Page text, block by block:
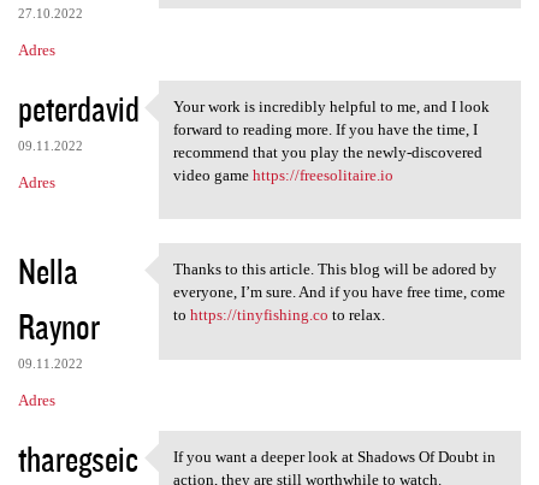
27.10.2022
Adres
peterdavid
09.11.2022
Adres
Your work is incredibly
Your work is incredibly helpful to me, and I look
forward to reading more. If you have the time, I
recommend that you play the newly-discovered
video game https://freesolitaire.io
Nella
Raynor
09.11.2022
Adres
Thanks to this article. This
Thanks to this article. This blog will be adored by
everyone, I’m sure. And if you have free time, come
to https://tinyfishing.co to relax.
tharegseic If you want a deeper look at
If you want a deeper look at Shadows Of Doubt in
action, they are still worthwhile to watch.